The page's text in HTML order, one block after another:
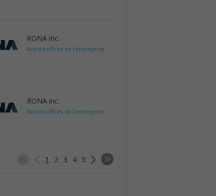
RONA inc.
Autres offres de l'entreprise
RONA inc.
Autres offres de l'entreprise
1 2 3 4 5